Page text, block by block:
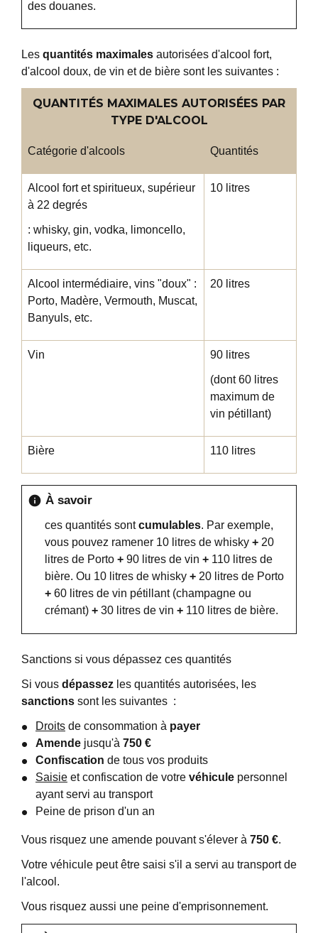
des douanes.
Les quantités maximales autorisées d'alcool fort,
d'alcool doux, de vin et de bière sont les suivantes :
QUANTITÉS MAXIMALES AUTORISÉES PAR
TYPE D'ALCOOL
Catégorie d'alcools Quantités
Alcool fort et spiritueux, supérieur
à 22 degrés
: whisky, gin, vodka, limoncello,
liqueurs, etc.
10 litres
Alcool intermédiaire, vins "doux" :
Porto, Madère, Vermouth, Muscat,
Banyuls, etc.
20 litres
Vin 90 litres
(dont 60 litres
maximum de
vin pétillant)
Bière 110 litres
info À savoir
ces quantités sontcumulables. Par exemple,
vous pouvez ramener 10 litres de whisky + 20
litres de Porto + 90 litres de vin + 110 litres de
bière. Ou 10 litres de whisky + 20 litres de Porto
+ 60 litres de vin pétillant (champagne ou
crémant) + 30 litres de vin + 110 litres de bière.
Sanctions si vous dépassez ces quantités
Si vous dépassez les quantités autorisées, les
sanctions sont les suivantes :
Droits de consommation à payer
Amende jusqu'à 750 €
Confiscation de tous vos produits
Saisie et confiscation de votre véhicule personnel
ayant servi au transport
Peine de prison d'un an
Vous risquez une amende pouvant s'élever à 750 €.
Votre véhicule peut être saisi s'il a servi au transport de
l'alcool.
Vous risquez aussi une peine d'emprisonnement.